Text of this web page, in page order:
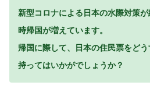
新型コロナによる日本の水際対策
時帰国が増えています。
帰国に際して、日本の住民票をど
持ってはいかがでしょうか？